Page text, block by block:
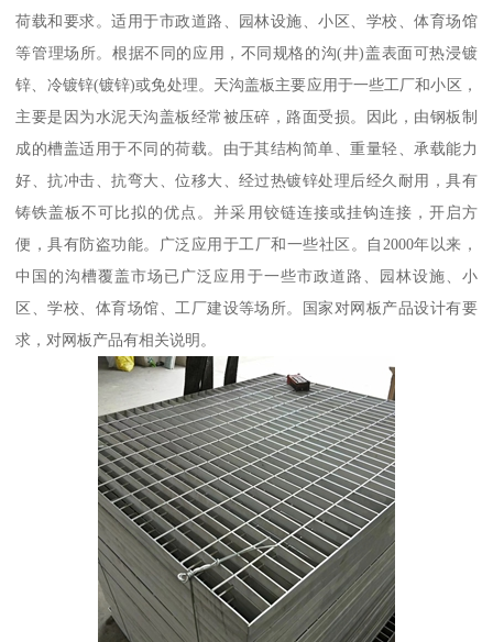
荷载和要求。适用于市政道路、园林设施、小区、学校、体育场馆
等管理场所。根据不同的应用，不同规格的沟(井)盖表面可热浸镀
锌、冷镀锌(镀锌)或免处理。天沟盖板主要应用于一些工厂和小区，
主要是因为水泥天沟盖板经常被压碎，路面受损。因此，由钢板制
成的槽盖适用于不同的荷载。由于其结构简单、重量轻、承载能力
好、抗冲击、抗弯大、位移大、经过热镀锌处理后经久耐用，具有
铸铁盖板不可比拟的优点。并采用铰链连接或挂钩连接，开启方
便，具有防盗功能。广泛应用于工厂和一些社区。自2000年以来，
中国的沟槽覆盖市场已广泛应用于一些市政道路、园林设施、小
区、学校、体育场馆、工厂建设等场所。国家对网板产品设计有要
求，对网板产品有相关说明。